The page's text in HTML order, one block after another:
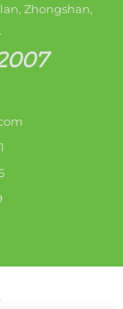
Zhongshan,